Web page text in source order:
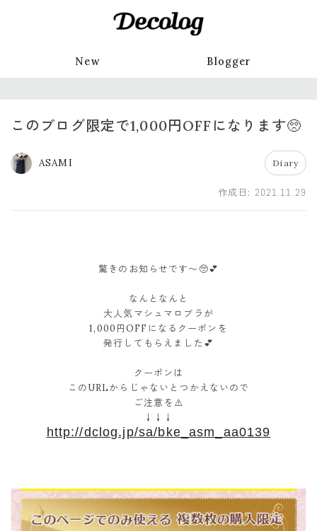
New Blogger
このブログ限定で1,000円OFFになります🥺
ASAMI Diary
作成日: 2021.11.29
驚きのお知らせです〜🥺💕
なんとなんと
大人気マシュマロブラが
1,000円OFFになるクーポンを
発行してもらえました💕
クーポンは
このURLからじゃないとつかえないので
ご注意を⚠️
↓↓↓
http://dclog.jp/sa/bke_asm_aa0139